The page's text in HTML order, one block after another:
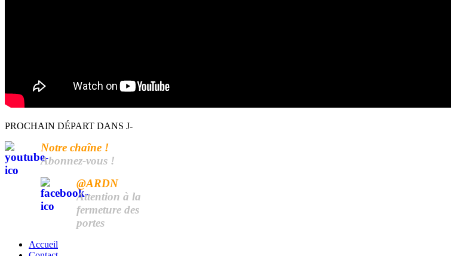
PROCHAIN DÉPART DANS J-
Notre chaîne !
Abonnez-vous !
@ARDN
Attention à la
fermeture des
portes
Accueil